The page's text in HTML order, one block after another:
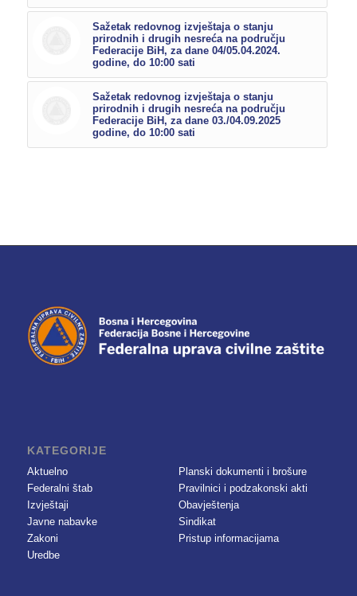
Sažetak redovnog izvještaja o stanju
prirodnih i drugih nesreća na području
Federacije BiH, za dane 04/05.04.2024.
godine, do 10:00 sati
Sažetak redovnog izvještaja o stanju
prirodnih i drugih nesreća na području
Federacije BiH, za dane 03./04.09.2025
godine, do 10:00 sati
KATEGORIJE
Aktuelno
Federalni štab
Izvještaji
Javne nabavke
Zakoni
Uredbe
Planski dokumenti i brošure
Pravilnici i podzakonski akti
Obavještenja
Sindikat
Pristup informacijama